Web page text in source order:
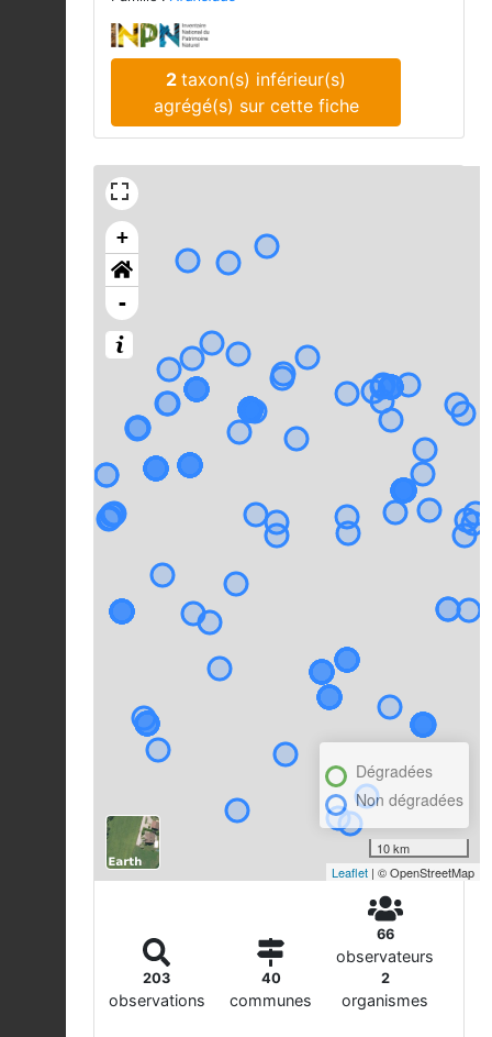
2taxon(s) inférieur(s)
agrégé(s) sur cette fiche
+
-
Dégradées
Non dégradées
10 km
Leaflet | © OpenStreetMap
203
observations
40
communes
66
observateurs
2
organismes